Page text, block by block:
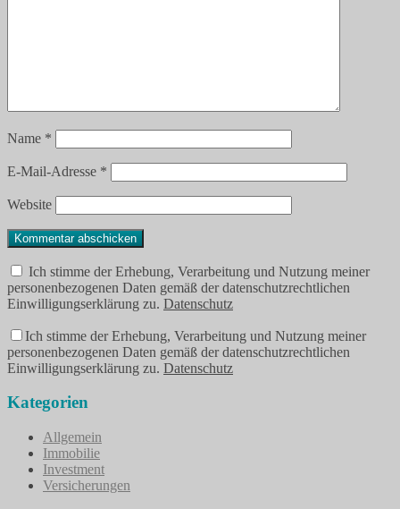
Name *
E-Mail-Adresse *
Website
Ich stimme der Erhebung, Verarbeitung und Nutzung meiner
personenbezogenen Daten gemäß der datenschutzrechtlichen
Einwilligungserklärung zu. Datenschutz
Ich stimme der Erhebung, Verarbeitung und Nutzung meiner
personenbezogenen Daten gemäß der datenschutzrechtlichen
Einwilligungserklärung zu. Datenschutz
Kategorien
Allgemein
Immobilie
Investment
Versicherungen